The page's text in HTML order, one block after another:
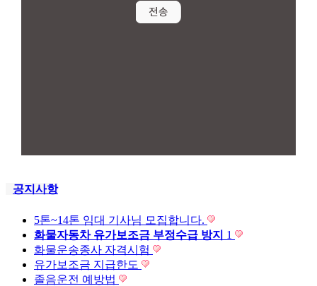
공지사항
5톤~14톤 임대 기사님 모집합니다.
화물자동차 유가보조금 부정수급 방지 1
화물운송종사 자격시험
유가보조금 지급한도
졸음운전 예방법